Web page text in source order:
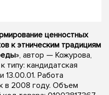
ценностных
к этническим традициям
», автор — Кожурова,
типу: кандидатская
13.00.01. Работа
в 2008 году. Объем